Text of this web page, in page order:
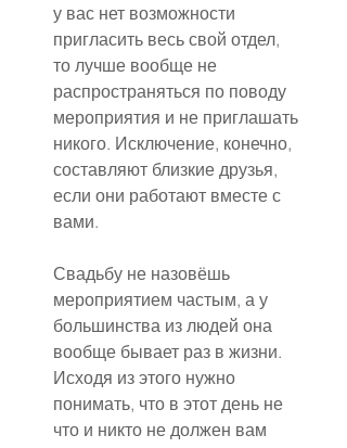
у вас нет возможности
пригласить весь свой отдел,
то лучше вообще не
распространяться по поводу
мероприятия и не приглашать
никого. Исключение, конечно,
составляют близкие друзья,
если они работают вместе с
вами.
Свадьбу не назовёшь
мероприятием частым, а у
большинства из людей она
вообще бывает раз в жизни.
Исходя из этого нужно
понимать, что в этот день не
что и никто не должен вам